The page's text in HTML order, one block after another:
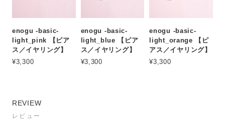
enogu -basic-
light_pink 【ピア
ス／イヤリング】
¥3,300
enogu -basic-
light_blue 【ピア
ス／イヤリング】
¥3,300
enogu -basic-
light_orange 【ピ
アス／イヤリング】
¥3,300
REVIEW
レビュー